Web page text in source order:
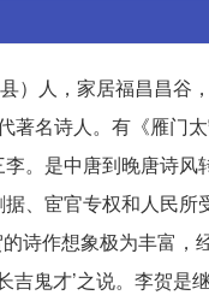
）人，家居福昌昌谷
著名诗人。有《雁门
。是中唐到晚唐诗风
、宦官专权和人民所
诗作想象极为丰富
吉鬼才’之说。李贺